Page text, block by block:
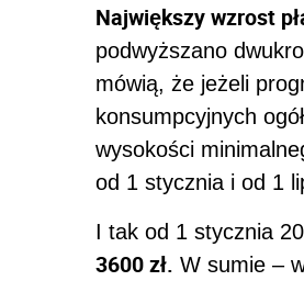
Największy wzrost
podwyższano
mówią, że jeżeli
konsumpcyjnych
wysokości
od 1 stycznia i od 1
I tak od 1 stycznia
3600 zł. W sumie –